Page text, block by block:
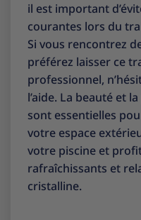
il est important
courantes lors du
Si vous rencontrez
préférez laisser ce
professionnel,
l’aide. La beauté et
sont essentielles
votre espace
votre piscine et
rafraîchissants et
cristalline.